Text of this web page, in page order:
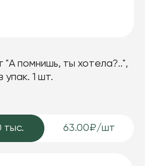
помнишь, ты хотела?..",
упак. 1 шт.
тыс. 63.00₽/шт